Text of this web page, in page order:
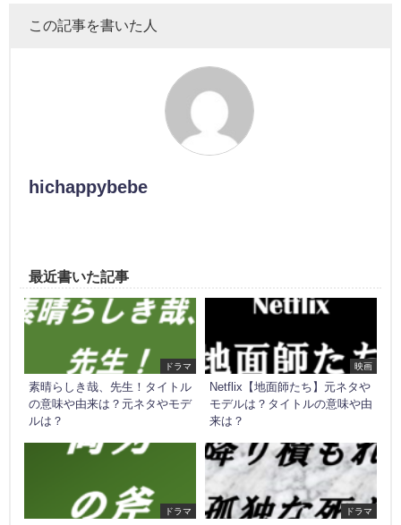
この記事を書いた人
hichappybebe
最近書いた記事
ドラマ
素晴らしき哉、先生！タイトル
の意味や由来は？元ネタやモデ
ルは？
映画
Netflix【地面師たち】元ネタや
モデルは？タイトルの意味や由
来は？
ドラマ ドラマ